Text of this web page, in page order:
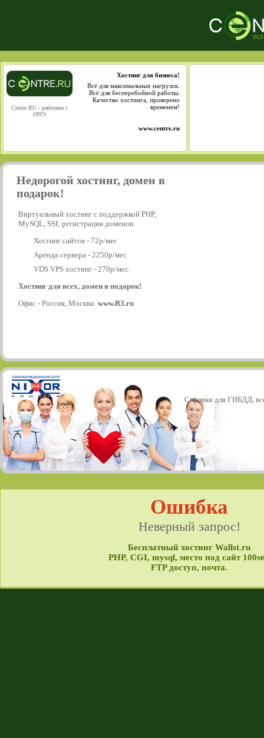
Centre.RU - работаем с
1997г
Хостинг для бизнеса!
Всё для максимальных нагрузок.
Всё для бесперебойной работы.
Качество хостинга, проверено
временем!
www.centre.ru
Недорогой хостинг, домен в
подарок!
Виртуальный хостинг с поддержкой PHP,
MySQL, SSI; регистрация доменов.
Хостинг сайтов - 72р/мес
Аренда сервера - 2250р/мес
VDS VPS хостинг - 270р/мес.
Хостинг для всех, домен в подарок!
Офис - Россия, Москва: www.R3.ru
Справки для ГИБДД,
Ошибка
Неверный запрос!
Бесплатный хостинг Wallst.ru
PHP, CGI, mysql, место под сайт
FTP доступ, почта.